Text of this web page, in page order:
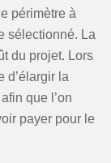
périmètre à
sélectionné. La
du projet. Lors
d’élargir la
que l’on
payer pour le